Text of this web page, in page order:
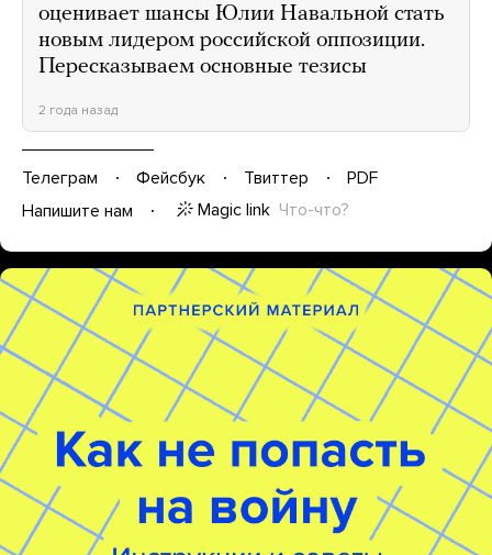
оценивает шансы Юлии Навальной стать
новым лидером российской оппозиции.
Пересказываем основные тезисы
2 года назад
Телеграм Фейсбук Твиттер
PDF
Напишите нам
Magic link Что-что?